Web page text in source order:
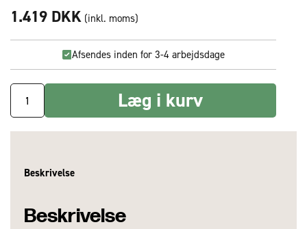
1.419 DKK (inkl. moms)
Afsendes inden for 3-4 arbejdsdage
Læg i kurv
Beskrivelse
Beskrivelse